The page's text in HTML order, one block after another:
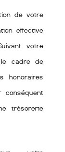
de votre
effective
votre
cadre de
honoraires
trésorerie